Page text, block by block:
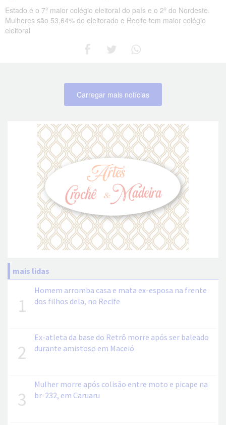
Estado é o 7º maior colégio eleitoral do país e o 2º do Nordeste.
Mulheres são 53,64% do eleitorado e Recife tem maior colégio
eleitoral
Carregar mais notícias
mais lidas
1
Homem arromba casa e mata ex-esposa na frente
dos filhos dela, no Recife
2
Ex-atleta da base do Retrô morre após ser baleado
durante amistoso em Maceió
3
Mulher morre após colisão entre moto e picape na
br-232, em Caruaru